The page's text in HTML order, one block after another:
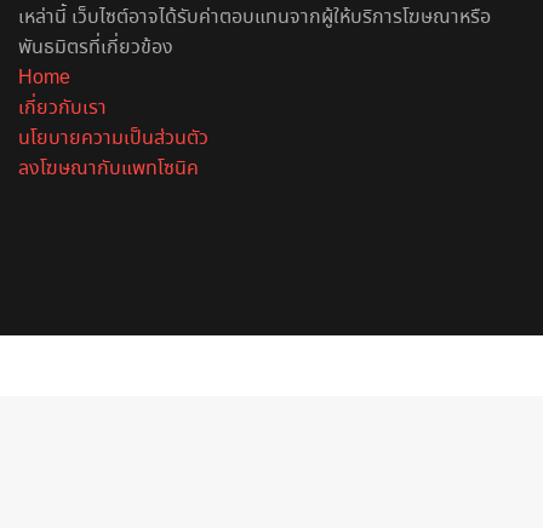
เหล่านี้ เว็บไซต์อาจได้รับค่าตอบแทนจากผู้ให้บริการโฆษณาหรือ
พันธมิตรที่เกี่ยวข้อง
Home
เกี่ยวกับเรา
นโยบายความเป็นส่วนตัว
ลงโฆษณากับแพทโซนิค